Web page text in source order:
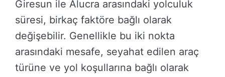
Giresun ile Alucra arasındaki yolculuk
süresi, birkaç faktöre bağlı olarak
değişebilir. Genellikle bu iki nokta
arasındaki mesafe, seyahat edilen araç
türüne ve yol koşullarına bağlı olarak